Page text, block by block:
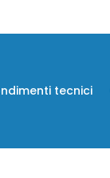
tecnici